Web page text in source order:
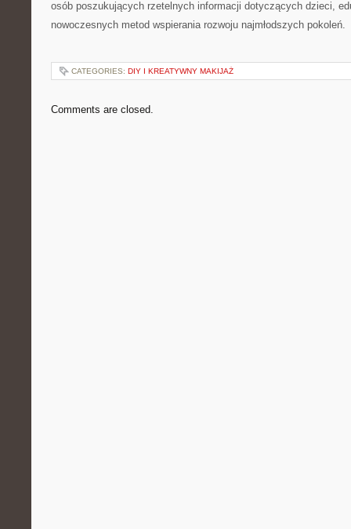
osób poszukujących rzetelnych informacji dotyczących dzieci,
nowoczesnych metod wspierania rozwoju najmłodszych pokoleń.
CATEGORIES: DIY I KREATYWNY MAKIJAŻ
Comments are closed.